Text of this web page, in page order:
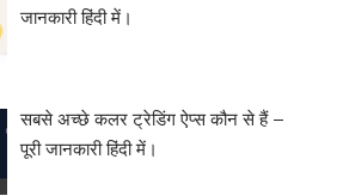
जानकारी हिंदी में।
सबसे अच्छे कलर ट्रेडिंग ऐप्स कौन से हैं –
पूरी जानकारी हिंदी में।